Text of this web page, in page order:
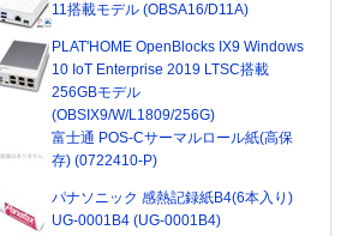
11搭載モデル (OBSA16/D11A)
PLAT'HOME OpenBlocks IX9 Windows
10 IoT Enterprise 2019 LTSC搭載
256GBモデル
(OBSIX9/W/L1809/256G)
富士通 POS-Cサーマルロール紙(高保
存) (0722410-P)
パナソニック 感熱記録紙B4(6本入り)
UG-0001B4 (UG-0001B4)